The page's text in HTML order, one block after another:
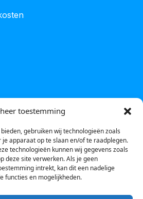
toestemming
gebruiken wij technologieën zoals
apparaat op te slaan en/of te raadplegen.
technologieën kunnen wij gegevens zoals
deze site verwerken. Als je geen
intrekt, kan dit een nadelige
functies en mogelijkheden.